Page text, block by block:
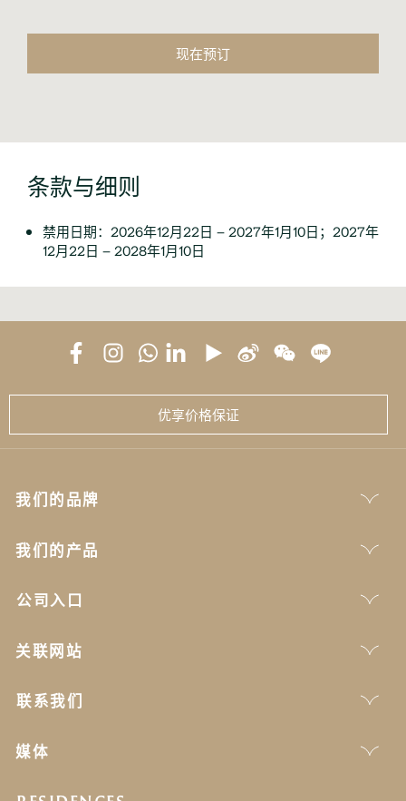
现在预订
条款与细则
禁用日期：2026年12月22日 – 2027年1月10日；2027年
12月22日 – 2028年1月10日
优享价格保证
我们的品牌
我们的产品
公司入口
关联网站
联系我们
媒体